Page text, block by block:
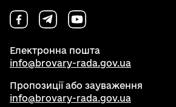
Електронна пошта
info@brovary-rada.gov.ua
Пропозиції або зауваження
info@brovary-rada.gov.ua